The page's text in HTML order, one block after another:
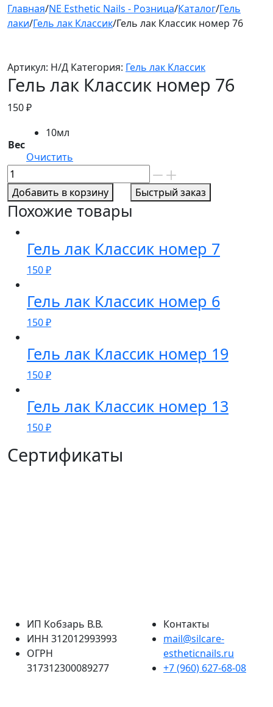
Главная/NE Esthetic Nails - Розница/Каталог/Гель
лаки/Гель лак Классик/Гель лак Классик номер 76
Артикул: Н/Д Категория: Гель лак Классик
Гель лак Классик номер 76
150₽
Вес
10мл
Очистить
Количество
товара
Гель
лак
Классик
номер
Добавить в корзину Быстрый заказ
Похожие товары
Гель лак Классик номер 7
150₽
Гель лак Классик номер 6
150₽
Гель лак Классик номер 19
150₽
Гель лак Классик номер 13
150₽
Сертификаты
ИП Кобзарь В.В.
ИНН 312012993993
ОГРН
317312300089277
Контакты
mail@silcare-
estheticnails.ru
+7 (960) 627-68-08